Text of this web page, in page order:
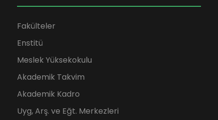
Fakülteler
Enstitü
Meslek Yüksekokulu
Akademik Takvim
Akademik Kadro
Uyg, Arş. ve Eğt. Merkezleri